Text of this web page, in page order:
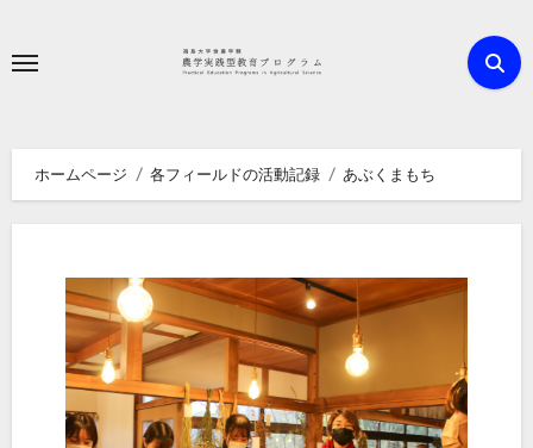
ホームページ 各フィールドの活動記録 あぶくまもち